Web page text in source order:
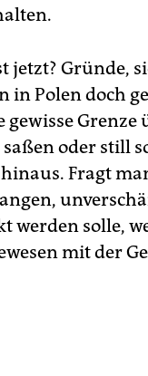
jetzt? Gründe,
in Polen doch
Grenze
oder still
Fragt
werden solle,
mit der